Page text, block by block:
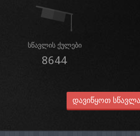
სწავლის ქულები
8644
დავიწყოთ სწავლა